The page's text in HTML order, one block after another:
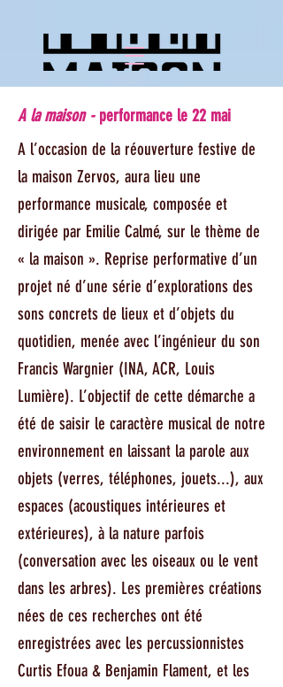
A la maison -performance le 22 mai
A l’occasion de la réouverture festive de
la maison Zervos, aura lieu une
performance musicale, composée et
dirigée par Emilie Calmé, sur le thème de
« la maison ». Reprise performative d’un
projet né d’une série d’explorations des
sons concrets de lieux et d’objets du
quotidien, menée avec l’ingénieur du son
Francis Wargnier (INA, ACR, Louis
Lumière). L’objectif de cette démarche a
été de saisir le caractère musical de notre
environnement en laissant la parole aux
objets (verres, téléphones, jouets...), aux
espaces (acoustiques intérieures et
extérieures), à la nature parfois
(conversation avec les oiseaux ou le vent
dans les arbres). Les premières créations
nées de ces recherches ont été
enregistrées avec les percussionnistes
Curtis Efoua & Benjamin Flament, et les